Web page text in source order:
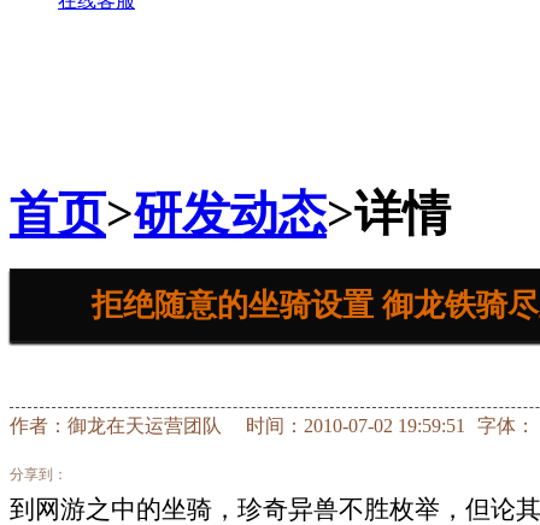
首页>研发动态>详情
拒绝随意的坐骑设置 御龙铁骑
作者： 御龙在天运营团队 时间：2010-07-02 19:59:51 字体：
分享到：
到网游之中的坐骑，珍奇异兽不胜枚举，但论